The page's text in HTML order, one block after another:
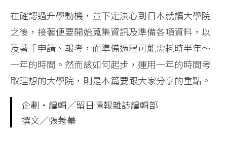
在確認過升學動機，並下定決心到日本就讀大學院
之後，接著便要開始蒐集資訊及準備各項資料，以
及著手申請、報考，而準備過程可能需耗時半年～
一年的時間。然而該如何起步，運用一年的時間考
取理想的大學院，則是本篇要跟大家分享的重點。
企劃・編輯／留日情報雜誌編輯部
撰文／張莠蓁